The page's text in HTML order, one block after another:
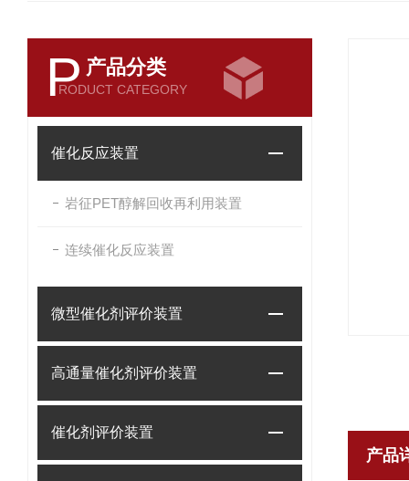
P 产品分类
RODUCT CATEGORY
催化反应装置
岩征PET醇解回收再利用装置
连续催化反应装置
微型催化剂评价装置
高通量催化剂评价装置
催化剂评价装置
产品